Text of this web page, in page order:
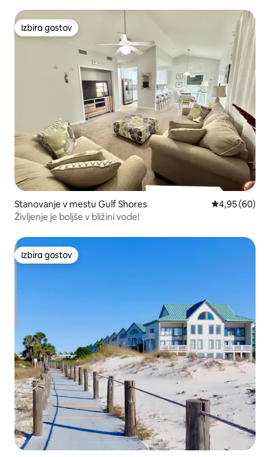
Izbira gostov
Izbira gostov
Stanovanje v mestu Gulf Shores Povprečna
4,95 (60)
Življenje je boljše v bližini vode!
Izbira gostov
Izbira gostov